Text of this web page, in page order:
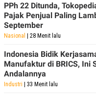
PPh 22 Ditunda,
Pajak Penjual Paling
September
Nasional | 28 Menit lalu
Indonesia Bidik
Manufaktur di BRICS, Ini
Andalannya
Industri | 33 Menit lalu